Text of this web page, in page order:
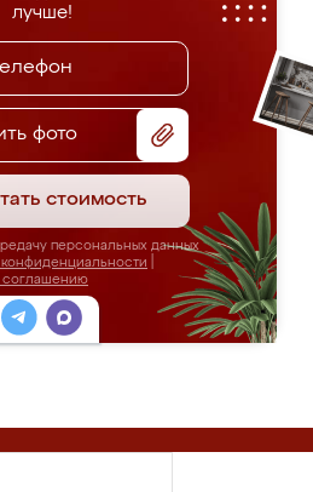
лучше!
фото
стоимость
персональных данных
соглашению